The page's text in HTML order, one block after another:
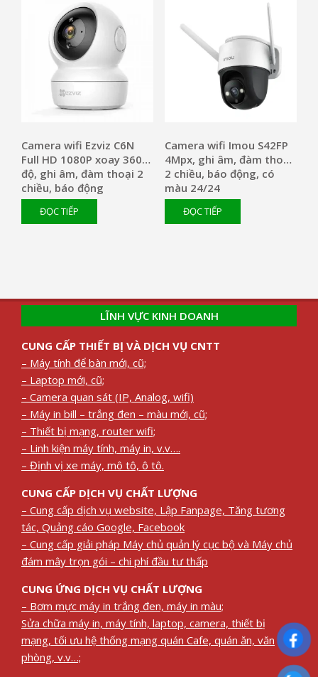
Camera wifi Ezviz C6N
Full HD 1080P xoay 360
độ, ghi âm, đàm thoại 2
chiều, báo động
ĐỌC TIẾP
Camera wifi Imou S42FP
4Mpx, ghi âm, đàm thoại
2 chiều, báo động, có
màu 24/24
ĐỌC TIẾP
LĨNH VỰC KINH DOANH
CUNG CẤP THIẾT BỊ VÀ DỊCH VỤ CNTT
– Máy tính để bàn mới, cũ;
– Laptop mới, cũ;
– Camera quan sát (IP, Analog, wifi)
– Máy in bill – trắng đen – màu mới, cũ;
– Thiết bị mạng, router wifi;
– Linh kiện máy tính, máy in, v.v….
– Định vị xe máy, mô tô, ô tô.
CUNG CẤP DỊCH VỤ CHẤT LƯỢNG
– Cung cấp dịch vụ website, Lập Fanpage, Tăng tương
tác, Quảng cáo Google, Facebook
– Cung cấp giải pháp Máy chủ quản lý cục bộ và Máy chủ
đám mây trọn gói – chi phí đầu tư thấp
CUNG ỨNG DỊCH VỤ CHẤT LƯỢNG
– Bơm mực máy in trắng đen, máy in màu;
Sửa chữa máy in, máy tính, laptop, camera, thiết bị
mạng, tối ưu hệ thống mạng quán Cafe, quán ăn, văn
phòng, v.v…;